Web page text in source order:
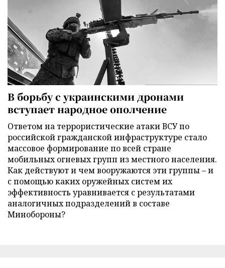
В борьбу с украинскими дронами
вступает народное ополчение
Ответом на террористические атаки ВСУ по
российской гражданской инфраструктуре стало
массовое формирование по всей стране
мобильных огневых групп из местного населения.
Как действуют и чем вооружаются эти группы – и
с помощью каких оружейных систем их
эффективность уравнивается с результатами
аналогичных подразделений в составе
Минобороны?